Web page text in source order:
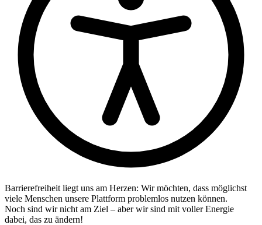
Barrierefreiheit liegt uns am Herzen: Wir möchten, dass möglichst
viele Menschen unsere Plattform problemlos nutzen können.
Noch sind wir nicht am Ziel – aber wir sind mit voller Energie
dabei, das zu ändern!